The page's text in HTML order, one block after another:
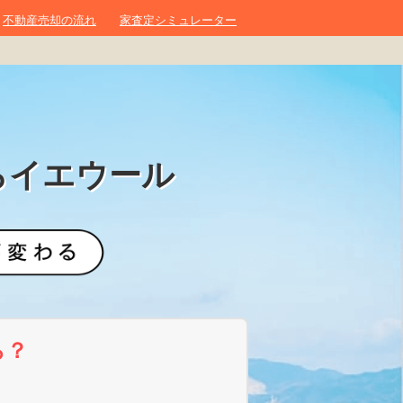
不動産売却の流れ 家査定シミュレーター
イエウール